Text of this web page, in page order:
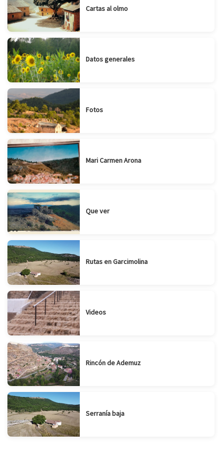
Cartas al olmo
Datos generales
Fotos
Mari Carmen Arona
Que ver
Rutas en Garcimolina
Videos
Rincón de Ademuz
Serranía baja